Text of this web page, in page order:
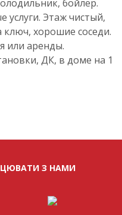
бойлер.
Этаж чистый,
хорошие соседи.
или аренды.
ДК, в доме на 1
З НАМИ